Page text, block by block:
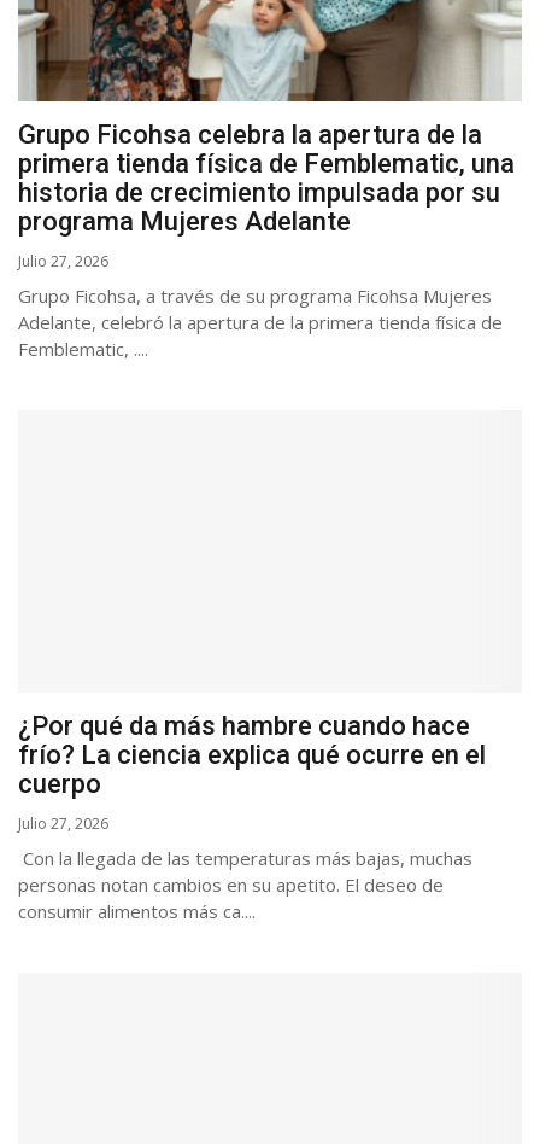
Grupo Ficohsa celebra la apertura de la
primera tienda física de Femblematic, una
historia de crecimiento impulsada por su
programa Mujeres Adelante
Julio 27, 2026
Grupo Ficohsa, a través de su programa Ficohsa Mujeres
Adelante, celebró la apertura de la primera tienda física de
Femblematic, ....
¿Por qué da más hambre cuando hace
frío? La ciencia explica qué ocurre en el
cuerpo
Julio 27, 2026
Con la llegada de las temperaturas más bajas, muchas
personas notan cambios en su apetito. El deseo de
consumir alimentos más ca....